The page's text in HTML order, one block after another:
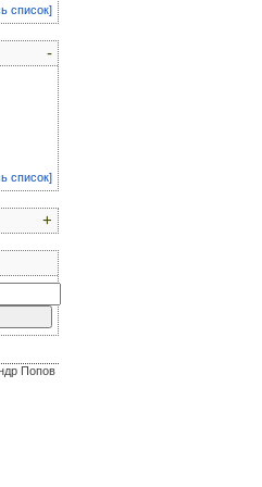
список]
-
список]
+
Попов